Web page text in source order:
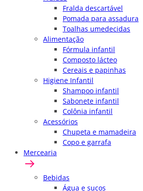
Fralda descartável
Pomada para assadura
Toalhas umedecidas
Alimentação
Fórmula infantil
Composto lácteo
Cereais e papinhas
Higiene Infantil
Shampoo infantil
Sabonete infantil
Colônia infantil
Acessórios
Chupeta e mamadeira
Copo e garrafa
Mercearia
Bebidas
Água e sucos